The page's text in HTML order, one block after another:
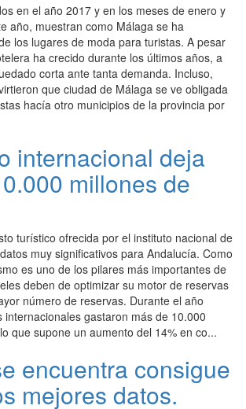
en el año 2017 y en los meses de enero y
año, muestran como Málaga se ha
los lugares de moda para turistas. A pesar
ha crecido durante los últimos años, a
corta ante tanta demanda. Incluso,
que ciudad de Málaga se ve obligada
hacía otro municipios de la provincia por
internacional deja
millones de
turístico ofrecida por el instituto nacional de
muy significativos para Andalucía. Como
es uno de los pilares más importantes de
deben de optimizar su motor de reservas
número de reservas. Durante el año
internacionales gastaron más de 10.000
que supone un aumento del 14% en co...
encuentra consigue
mejores datos.